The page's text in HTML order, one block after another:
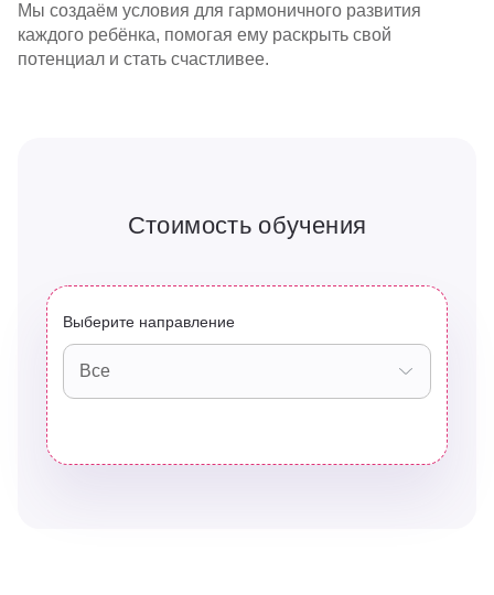
Мы создаём условия для гармоничного развития
каждого ребёнка, помогая ему раскрыть свой
потенциал и стать счастливее.
Стоимость обучения
Выберите направление
Все